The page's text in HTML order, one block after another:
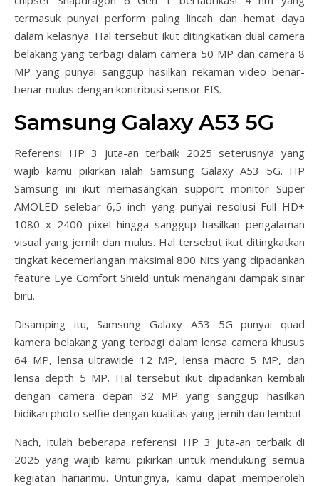
termasuk punyai perform paling lincah dan hemat daya
dalam kelasnya. Hal tersebut ikut ditingkatkan dual camera
belakang yang terbagi dalam camera 50 MP dan camera 8
MP yang punyai sanggup hasilkan rekaman video benar-
benar mulus dengan kontribusi sensor EIS.
Samsung Galaxy A53 5G
Referensi HP 3 juta-an terbaik 2025 seterusnya yang
wajib kamu pikirkan ialah Samsung Galaxy A53 5G. HP
Samsung ini ikut memasangkan support monitor Super
AMOLED selebar 6,5 inch yang punyai resolusi Full HD+
1080 x 2400 pixel hingga sanggup hasilkan pengalaman
visual yang jernih dan mulus. Hal tersebut ikut ditingkatkan
tingkat kecemerlangan maksimal 800 Nits yang dipadankan
feature Eye Comfort Shield untuk menangani dampak sinar
biru.
Disamping itu, Samsung Galaxy A53 5G punyai quad
kamera belakang yang terbagi dalam lensa camera khusus
64 MP, lensa ultrawide 12 MP, lensa macro 5 MP, dan
lensa depth 5 MP. Hal tersebut ikut dipadankan kembali
dengan camera depan 32 MP yang sanggup hasilkan
bidikan photo selfie dengan kualitas yang jernih dan lembut.
Nach, itulah beberapa referensi HP 3 juta-an terbaik di
2025 yang wajib kamu pikirkan untuk mendukung semua
kegiatan harianmu. Untungnya, kamu dapat memperoleh